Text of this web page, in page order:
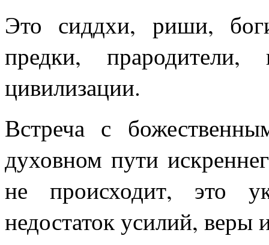
Это сиддхи, риши,
предки,
цивилизации.
Встреча с
духовном пути
не происходит, это
недостаток усилий, веры